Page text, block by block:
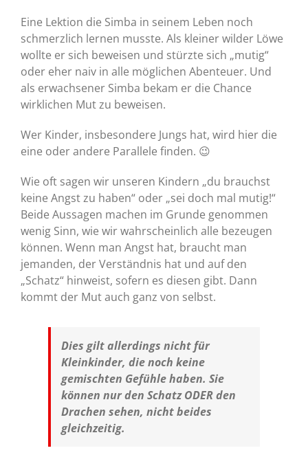
Eine Lektion die Simba in seinem Leben noch
schmerzlich lernen musste. Als kleiner wilder Löwe
wollte er sich beweisen und stürzte sich „mutig“
oder eher naiv in alle möglichen Abenteuer. Und
als erwachsener Simba bekam er die Chance
wirklichen Mut zu beweisen.
Wer Kinder, insbesondere Jungs hat, wird hier die
eine oder andere Parallele finden. 😉
Wie oft sagen wir unseren Kindern „du brauchst
keine Angst zu haben“ oder „sei doch mal mutig!“
Beide Aussagen machen im Grunde genommen
wenig Sinn, wie wir wahrscheinlich alle bezeugen
können. Wenn man Angst hat, braucht man
jemanden, der Verständnis hat und auf den
„Schatz“ hinweist, sofern es diesen gibt. Dann
kommt der Mut auch ganz von selbst.
Dies gilt allerdings nicht für
Kleinkinder, die noch keine
gemischten Gefühle haben. Sie
können nur den Schatz ODER den
Drachen sehen, nicht beides
gleichzeitig.